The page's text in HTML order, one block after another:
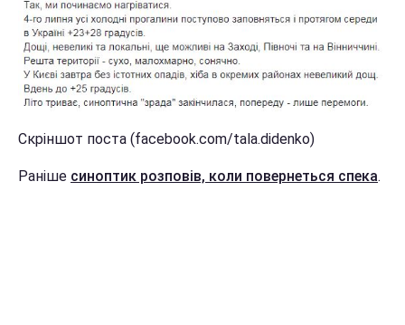
Скріншот поста (facebook.com/tala.didenko)
Раніше синоптик розповів, коли повернеться спека.